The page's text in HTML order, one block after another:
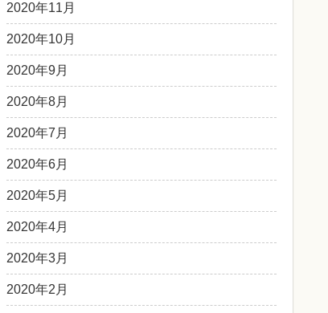
2020年11月
2020年10月
2020年9月
2020年8月
2020年7月
2020年6月
2020年5月
2020年4月
2020年3月
2020年2月